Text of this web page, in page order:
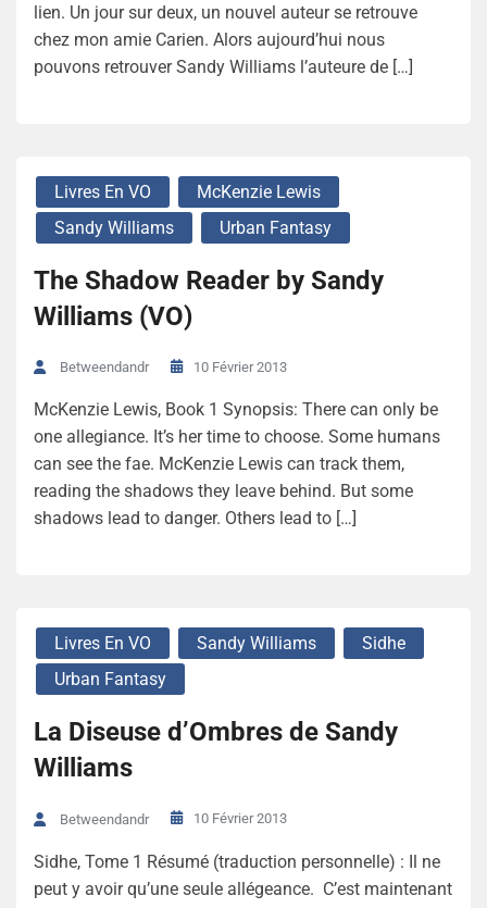
lien. Un jour sur deux, un nouvel auteur se retrouve
chez mon amie Carien. Alors aujourd’hui nous
pouvons retrouver Sandy Williams l’auteure de […]
Livres En VO
McKenzie Lewis
Sandy Williams
Urban Fantasy
The Shadow Reader by Sandy
Williams (VO)
Betweendandr 10 Février 2013
McKenzie Lewis, Book 1 Synopsis: There can only be
one allegiance. It’s her time to choose. Some humans
can see the fae. McKenzie Lewis can track them,
reading the shadows they leave behind. But some
shadows lead to danger. Others lead to […]
Livres En VO Sandy Williams
Sidhe
Urban Fantasy
La Diseuse d’Ombres de Sandy
Williams
Betweendandr 10 Février 2013
Sidhe, Tome 1 Résumé (traduction personnelle) : Il ne
peut y avoir qu’une seule allégeance. C’est maintenant